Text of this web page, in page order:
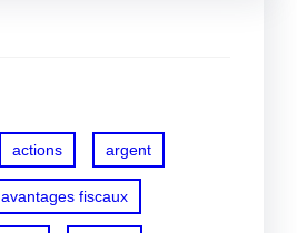
actions argent
avantages fiscaux